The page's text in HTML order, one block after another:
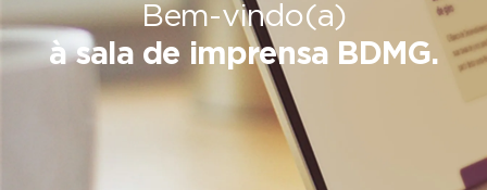
Bem-vindo(a)
à sala de imprensa BDMG.